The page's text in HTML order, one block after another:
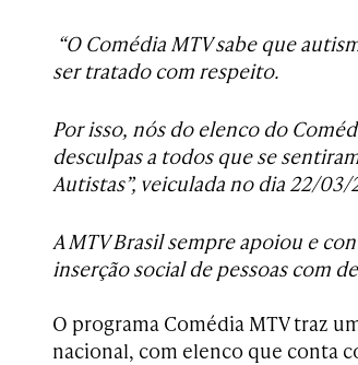
“O Comédia MTV sabe que
ser tratado com respeito.
Por isso, nós do elenco do
desculpas a todos que se
Autistas”, veiculada no dia 22/
A MTV Brasil sempre apoiou e
inserção social de pessoas com
O programa Comédia MTV traz
nacional, com elenco que conta